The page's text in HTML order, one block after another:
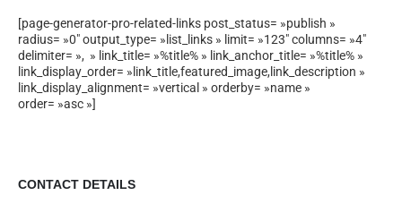
[page-generator-pro-related-links post_status= »publish »
radius= »0″ output_type= »list_links » limit= »123″ columns= »4″
delimiter= », » link_title= »%title% » link_anchor_title= »%title% »
link_display_order= »link_title,featured_image,link_description »
link_display_alignment= »vertical » orderby= »name »
order= »asc »]
CONTACT DETAILS